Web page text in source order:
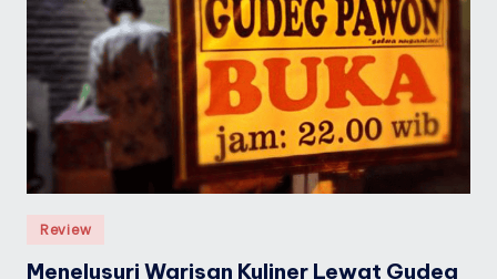
Posted
Review
Menelusuri Warisan Kuliner Lewat Gudeg